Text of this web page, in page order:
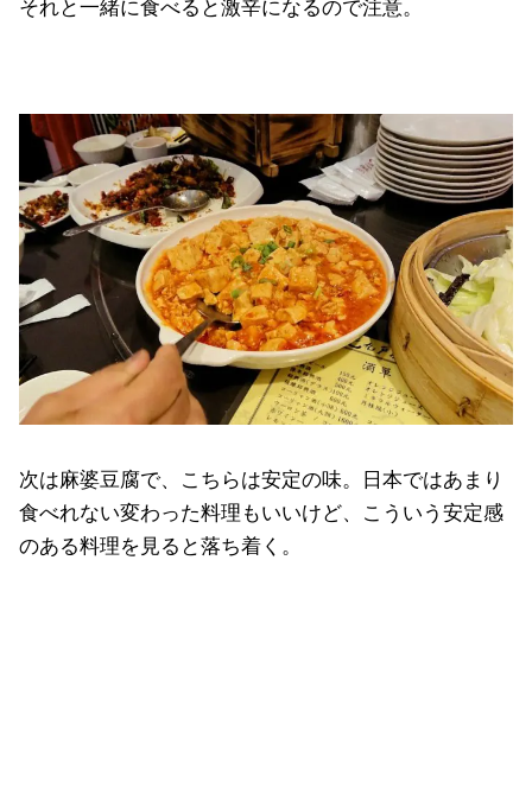
それと一緒に食べると激辛になるので注意。
次は麻婆豆腐で、こちらは安定の味。日本ではあまり
食べれない変わった料理もいいけど、こういう安定感
のある料理を見ると落ち着く。